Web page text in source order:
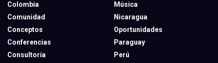
Colombia
Comunidad
Conceptos
Conferencias
Consultoría
Música
Nicaragua
Oportunidades
Paraguay
Perú